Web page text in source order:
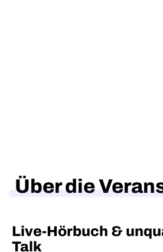
Über die
Live-Hörbuch &
Talk